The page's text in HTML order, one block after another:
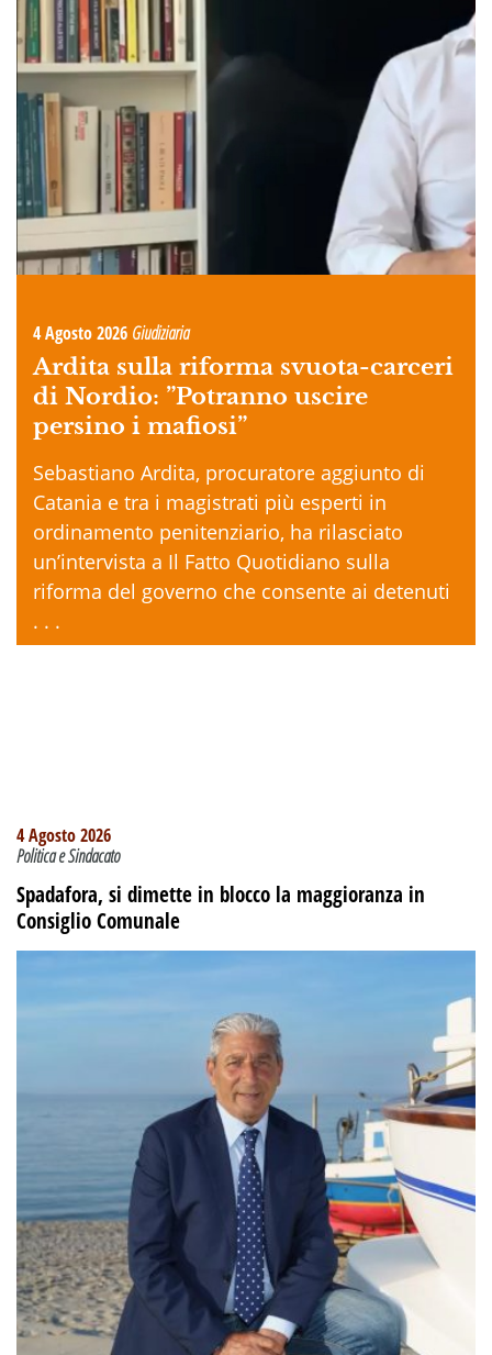
4 Agosto 2026 Giudiziaria
Ardita sulla riforma svuota-carceri
di Nordio: ”Potranno uscire
persino i mafiosi”
Sebastiano Ardita, procuratore aggiunto di
Catania e tra i magistrati più esperti in
ordinamento penitenziario, ha rilasciato
un’intervista a Il Fatto Quotidiano sulla
riforma del governo che consente ai detenuti
. . .
4 Agosto 2026
Politica e Sindacato
Spadafora, si dimette in blocco la maggioranza in
Consiglio Comunale